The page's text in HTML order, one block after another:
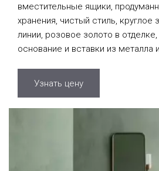
вместительные ящики,
хранения, чистый стиль, круглое
линии, розовое золото в
основание и вставки из металла
Узнать цену